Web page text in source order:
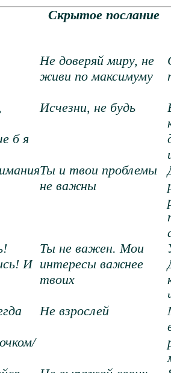
Скрытое послание
Не доверяй миру, не
живи по максимуму
б я
Исчезни, не будь
Ты и твои проблемы
не важны
И
Ты не важен. Мои
интересы важнее
твоих
Не взрослей